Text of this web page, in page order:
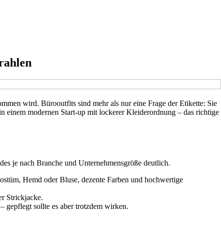
wird. Bürooutfits sind mehr als nur eine Frage der Etikette: Sie
modernen Start-up mit lockerer Kleiderordnung – das richtige
je nach Branche und Unternehmensgröße deutlich.
Hemd oder Bluse, dezente Farben und hochwertige
Strickjacke.
gepflegt sollte es aber trotzdem wirken.